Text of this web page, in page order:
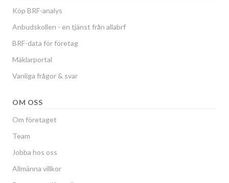
Köp BRF-analys
Anbudskollen - en tjänst från allabrf
BRF-data för företag
Mäklarportal
Vanliga frågor & svar
OM OSS
Om företaget
Team
Jobba hos oss
Allmänna villkor